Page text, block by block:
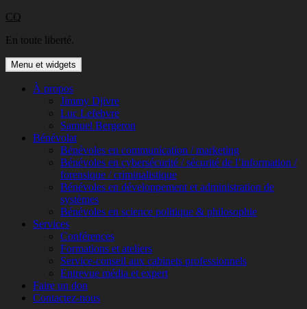
Aller
contenu
CQ
En toute liberté.
Menu et widgets
À propos
Jimmy Djivre
Luc Lefebvre
Samuel Bergeron
Bénévolat
Bénévoles en communication / marketing
Bénévoles en cybersécurité / sécurité de l’information /
forensique / criminalistique
Bénévoles en développement et administration de
systèmes
Bénévoles en science politique & philosophie
Services
Conférences
Formations et ateliers
Service-conseil aux cabinets professionnels
Entrevue média et expert
Faire un don
Contactez-nous